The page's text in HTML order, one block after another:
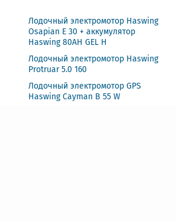
Лодочный электромотор Haswing
Osapian E 30 + аккумулятор
Haswing 80AH GEL H
Лодочный электромотор Haswing
Protruar 5.0 160
Лодочный электромотор GPS
Haswing Cayman B 55 W